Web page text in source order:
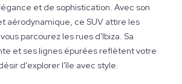
et de sophistication. Avec son
aérodynamique, ce SUV attire les
parcourez les rues d'Ibiza. Sa
et ses lignes épurées reflètent votre
d'explorer l'île avec style.